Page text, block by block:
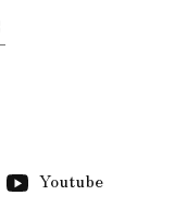
Youtube